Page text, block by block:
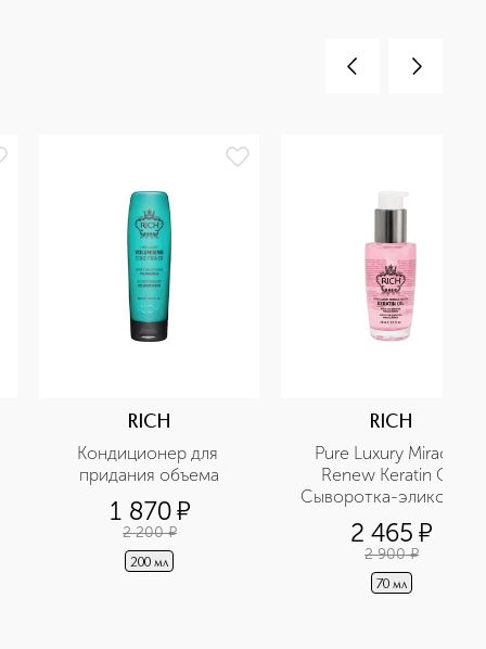
RICH
Кондиционер для
придания объема
1 870¤
2 200 ¤
200 мл
RICH
Pure Luxury Miracle
Renew Keratin Oil
Сыворотка-эликсир с
кератином Чудесное
возрождение
2 465 ¤
2 900 ¤
70 мл